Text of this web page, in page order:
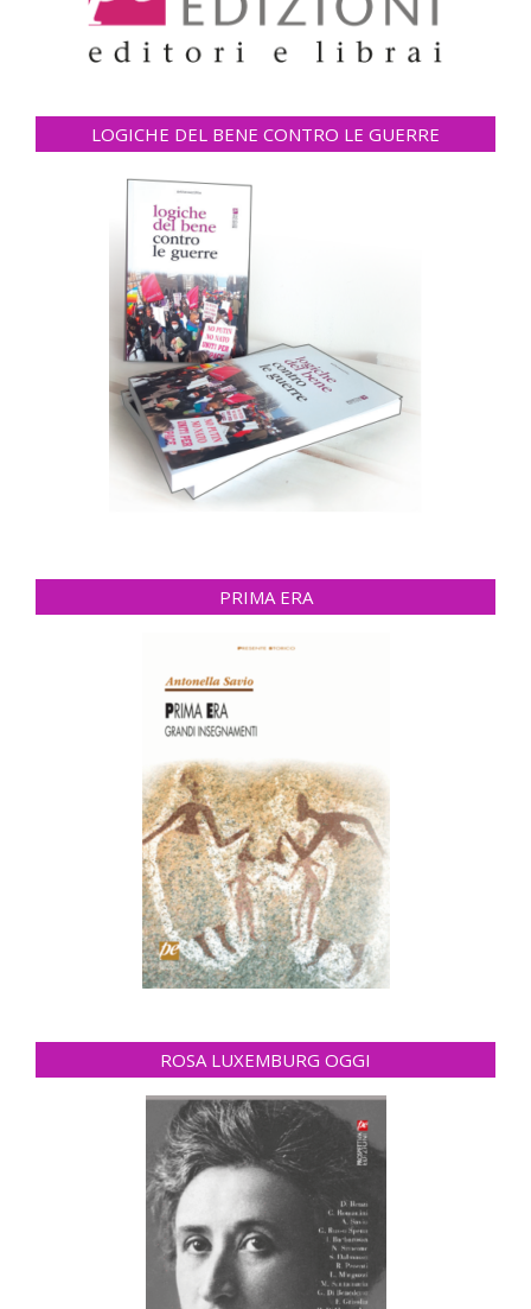
LOGICHE DEL BENE CONTRO LE GUERRE
PRIMA ERA
ROSA LUXEMBURG OGGI